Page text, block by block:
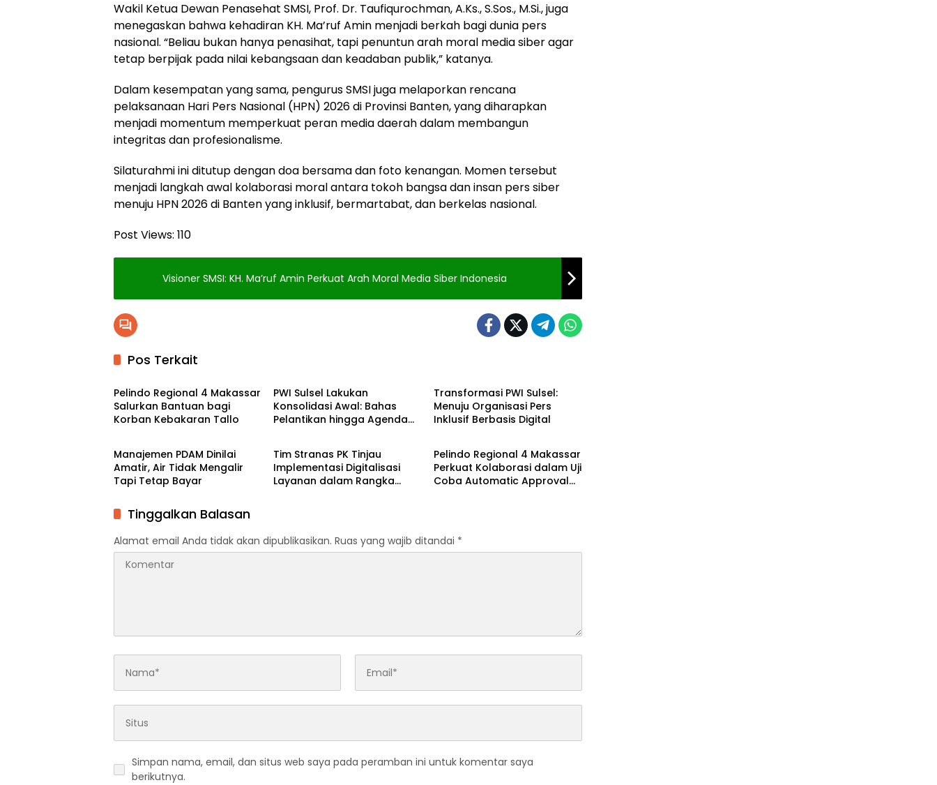
Wakil Ketua Dewan Penasehat SMSI, Prof. Dr. Taufiqurochman, A.Ks., S.Sos., M.Si., juga
menegaskan bahwa kehadiran KH. Ma’ruf Amin menjadi berkah bagi dunia pers
nasional. “Beliau bukan hanya penasihat, tapi penuntun arah moral media siber agar
tetap berpijak pada nilai kebangsaan dan keadaban publik,” katanya.
Dalam kesempatan yang sama, pengurus SMSI juga melaporkan rencana
pelaksanaan Hari Pers Nasional (HPN) 2026 di Provinsi Banten, yang diharapkan
menjadi momentum memperkuat peran media daerah dalam membangun
integritas dan profesionalisme.
Silaturahmi ini ditutup dengan doa bersama dan foto kenangan. Momen tersebut
menjadi langkah awal kolaborasi moral antara tokoh bangsa dan insan pers siber
menuju HPN 2026 di Banten yang inklusif, bermartabat, dan berkelas nasional.
Post Views: 110
Visioner SMSI: KH. Ma’ruf Amin Perkuat Arah Moral Media Siber Indonesia
Pos Terkait
Berita
Pelindo Regional 4 Makassar
Salurkan Bantuan bagi
Korban Kebakaran Tallo
PWI Sulsel Lakukan
Konsolidasi Awal: Bahas
Pelantikan hingga Agenda
Transformasi PWI Sulsel:
Menuju Organisasi Pers
Inklusif Berbasis Digital
Berita
Manajemen PDAM Dinilai
Amatir, Air Tidak Mengalir
Tapi Tetap Bayar
Berita
Tim Stranas PK Tinjau
Implementasi Digitalisasi
Layanan dalam Rangka
Berita
Pelindo Regional 4 Makassar
Perkuat Kolaborasi dalam Uji
Coba Automatic Approval
Tinggalkan Balasan
Alamat email Anda tidak akan dipublikasikan. Ruas yang wajib ditandai *
Simpan nama, email, dan situs web saya pada peramban ini untuk komentar saya
berikutnya.